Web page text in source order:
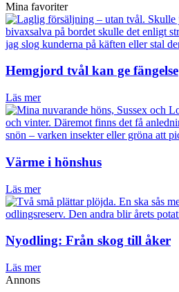
Mina favoriter
Hemgjord tvål kan ge fängelse
Läs mer
Värme i hönshus
Läs mer
Nyodling: Från skog till åker
Läs mer
Annons